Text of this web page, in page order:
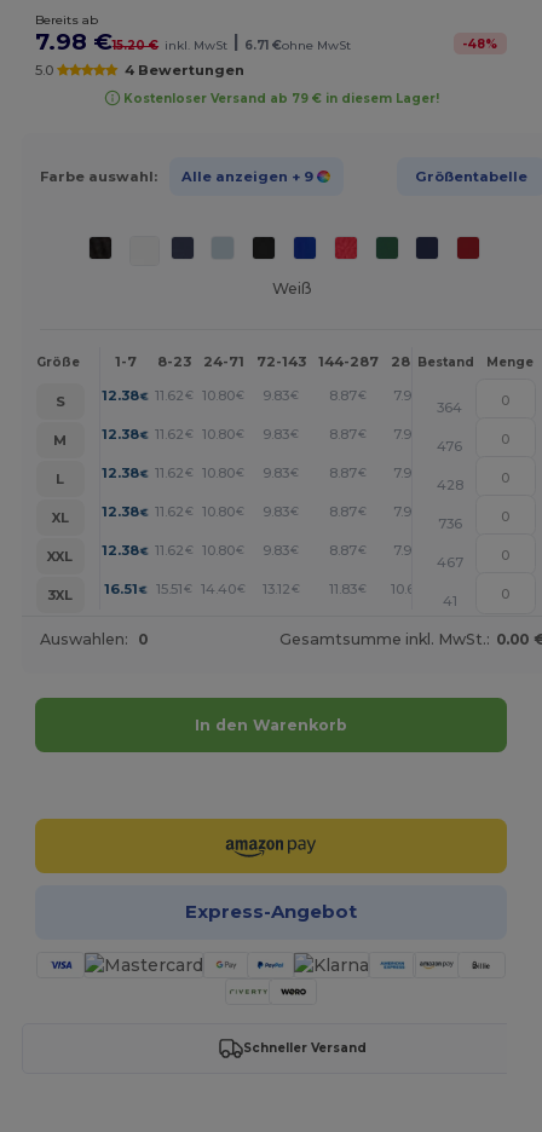
Bereits ab
7.98 €15.20 € inkl. MwSt | 6.71 €ohne MwSt -48%
5.0 4 Bewertungen
Kostenloser Versand ab 79 € in diesem Lager!
Farbe auswahl: Alle anzeigen + 9 Größentabelle
Weiß
Größe 1-7 8-23 24-71 72-143 144-287 288 + Mehr
Bestand Menge
S 12.38€ 11.62€ 10.80€ 9.83€ 8.87€ 7.98 +
364
M
12.38€ 11.62€ 10.80€ 9.83€ 8.87€ 7.98 +
476
L
12.38€ 11.62€ 10.80€ 9.83€ 8.87€ 7.98 +
428
XL
12.38€ 11.62€ 10.80€ 9.83€ 8.87€ 7.98 +
736
XXL
12.38€ 11.62€ 10.80€ 9.83€ 8.87€ 7.98 +
467
3XL
16.51€ 15.51€ 14.40€ 13.12€ 11.83€ 10.65
41
Auswahlen: 0 Gesamtsumme inkl. MwSt.: 0.00
In den Warenkorb
Express-Angebot
Schneller Versand